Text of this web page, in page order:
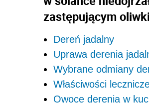
zastępującym
Dereń jadalny
Uprawa derenia
Wybrane odmiany
Właściwości
Owoce derenia w